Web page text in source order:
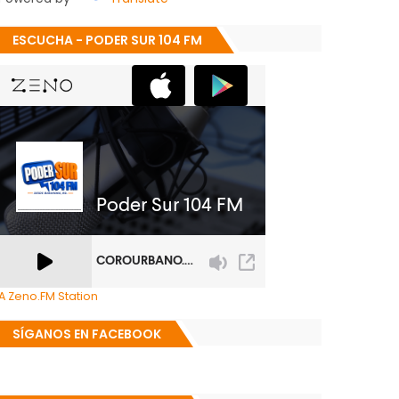
ESCUCHA - PODER SUR 104 FM
Zeno.FM Station
SÍGANOS EN FACEBOOK